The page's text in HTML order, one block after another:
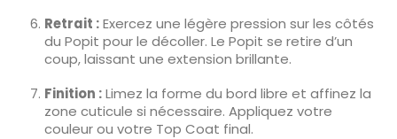
Retrait :Exercez une légère pression sur les côtés
du Popit pour le décoller. Le Popit se retire d’un
coup, laissant une extension brillante.
Finition :Limez la forme du bord libre et affinez la
zone cuticule si nécessaire. Appliquez votre
couleur ou votre Top Coat final.